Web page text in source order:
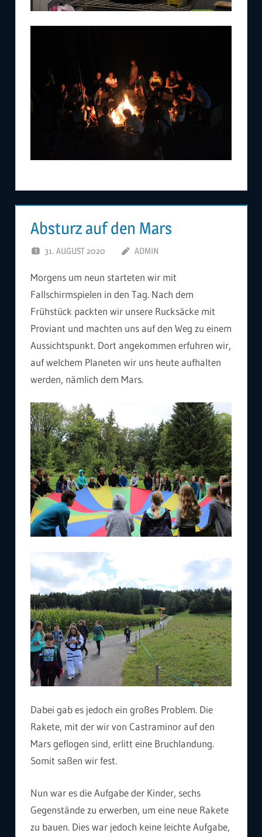
Absturz auf den Mars
31. AUGUST 2020 ADMIN
Morgens um neun starteten wir mit
Fallschirmspielen in den Tag. Nach dem
Frühstück packten wir unsere Rucksäcke mit
Proviant und machten uns auf den Weg zu einem
Aussichtspunkt. Dort angekommen erfuhren wir,
auf welchem Planeten wir uns heute aufhalten
werden, nämlich dem Mars.
Dabei gab es jedoch ein großes Problem. Die
Rakete, mit der wir von Castraminor auf den
Mars geflogen sind, erlitt eine Bruchlandung.
Somit saßen wir fest.
Nun war es die Aufgabe der Kinder, sechs
Gegenstände zu erwerben, um eine neue Rakete
zu bauen. Dies war jedoch keine leichte Aufgabe,